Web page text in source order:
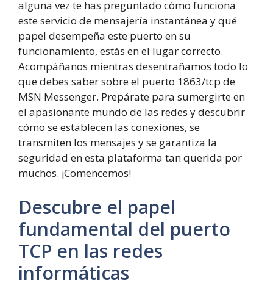
alguna vez te has preguntado cómo funciona
este servicio de mensajería instantánea y qué
papel desempeña este puerto en su
funcionamiento, estás en el lugar correcto.
Acompáñanos mientras desentrañamos todo lo
que debes saber sobre el puerto 1863/tcp de
MSN Messenger. Prepárate para sumergirte en
el apasionante mundo de las redes y descubrir
cómo se establecen las conexiones, se
transmiten los mensajes y se garantiza la
seguridad en esta plataforma tan querida por
muchos. ¡Comencemos!
Descubre el papel
fundamental del puerto
TCP en las redes
informáticas